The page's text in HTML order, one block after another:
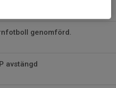
genomförd.
avstängd